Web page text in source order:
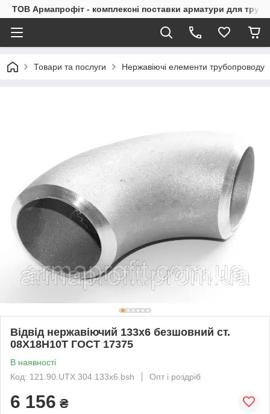
ТОВ Армапрофіт - комплексні поставки арматури для
Товари та послуги Нержавіючі елементи трубопроводу
Відвід нержавіючий 133x6 безшовний ст.
08Х18Н10Т ГОСТ 17375
В наявності
Код: 121.90.UTX.304.133x6.bsh
Опт і роздріб
6 156 ₴